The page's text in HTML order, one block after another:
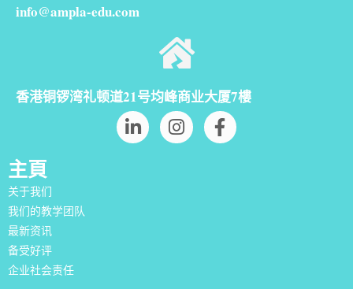
info@ampla-edu.com
香港铜锣湾礼顿道21号均峰商业大厦7樓
主頁
关于我们
我们的教学团队
最新资讯
备受好评
企业社会责任